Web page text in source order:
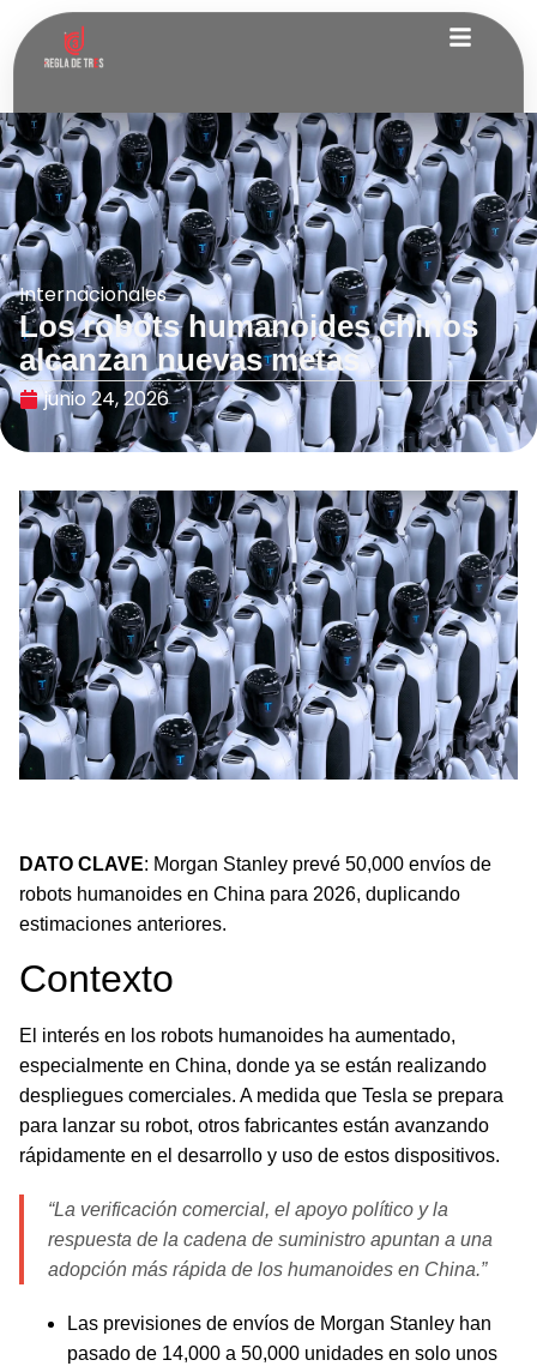
Internacionales
Los robots humanoides chinos
alcanzan nuevas metas
junio 24, 2026
DATO CLAVE: Morgan Stanley prevé 50,000 envíos de
robots humanoides en China para 2026, duplicando
estimaciones anteriores.
Contexto
El interés en los robots humanoides ha aumentado,
especialmente en China, donde ya se están realizando
despliegues comerciales. A medida que Tesla se prepara
para lanzar su robot, otros fabricantes están avanzando
rápidamente en el desarrollo y uso de estos dispositivos.
“La verificación comercial, el apoyo político y la
respuesta de la cadena de suministro apuntan a una
adopción más rápida de los humanoides en China.”
Las previsiones de envíos de Morgan Stanley han
pasado de 14,000 a 50,000 unidades en solo unos